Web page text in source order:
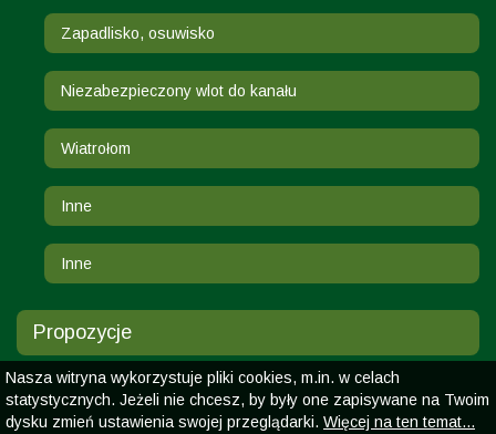
Zapadlisko, osuwisko
Niezabezpieczony wlot do kanału
Wiatrołom
Inne
Inne
Propozycje
Nasza witryna wykorzystuje pliki cookies, m.in. w celach
statystycznych. Jeżeli nie chcesz, by były one zapisywane na Twoim
dysku zmień ustawienia swojej przeglądarki. Więcej na ten temat...